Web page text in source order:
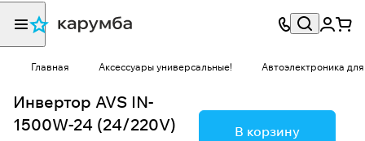
Главная Аксессуары универсальные! Автоэлектроника
Инвертор AVS IN-
1500W-24 (24/220V)
В корзину